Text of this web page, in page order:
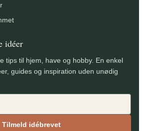
idéer
tips til hjem, have og hobby. En enkel
guides og inspiration uden unødig
Tilmeld idébrevet